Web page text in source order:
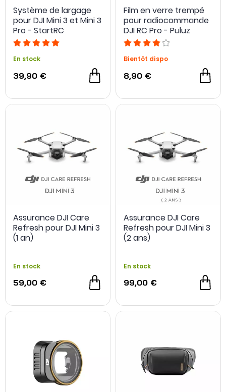
Système de largage
pour DJI Mini 3 et Mini 3
Pro - StartRC
En stock
39,90 €
Film en verre trempé
pour radiocommande
DJI RC Pro - Puluz
Bientôt dispo
8,90 €
Assurance DJI Care
Refresh pour DJI Mini 3
(1 an)
En stock
59,00 €
Assurance DJI Care
Refresh pour DJI Mini 3
(2 ans)
En stock
99,00 €